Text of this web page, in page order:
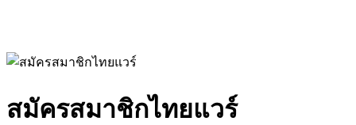
สมัครสมาชิกไทยแวร์